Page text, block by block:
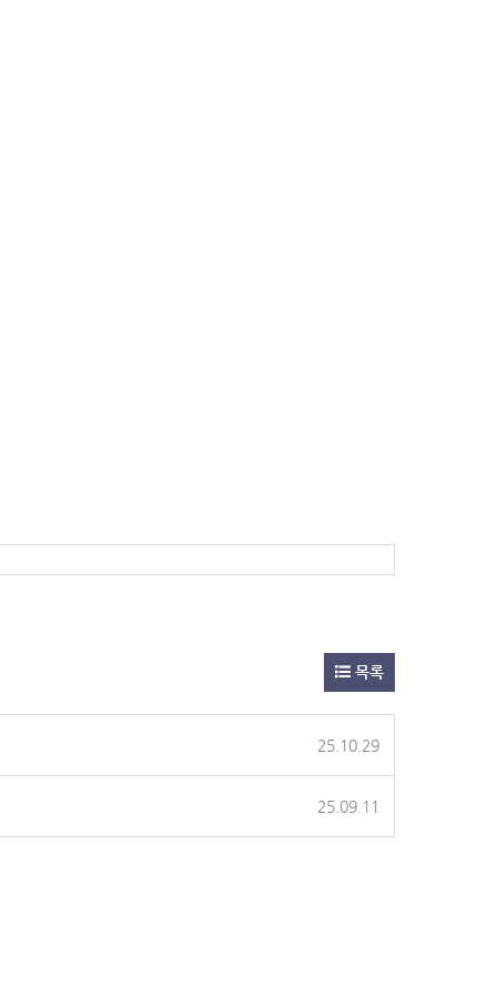
목록
25.10.29
25.09.11